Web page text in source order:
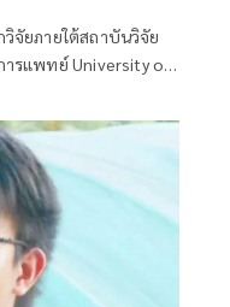
จัยภายใต้สถาบันวิจัย
ารแพทย์ University of